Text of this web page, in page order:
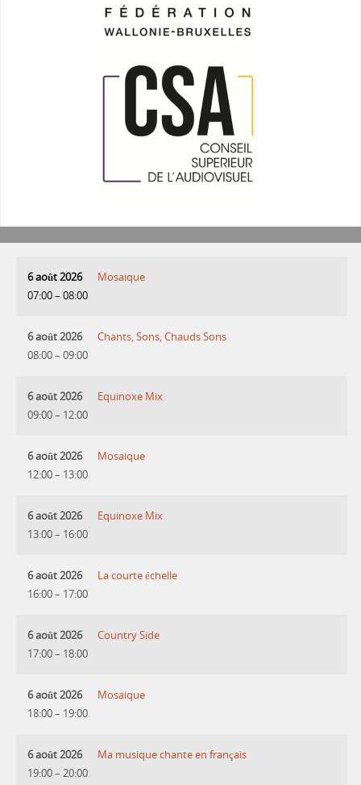
6 août 2026
07:00– 08:00
Mosaique
6 août 2026
08:00– 09:00
Chants, Sons, Chauds Sons
6 août 2026
09:00– 12:00
Equinoxe Mix
6 août 2026
12:00– 13:00
Mosaique
6 août 2026
13:00– 16:00
Equinoxe Mix
6 août 2026
16:00– 17:00
La courte échelle
6 août 2026
17:00– 18:00
Country Side
6 août 2026
18:00– 19:00
Mosaique
6 août 2026
19:00– 20:00
Ma musique chante en français